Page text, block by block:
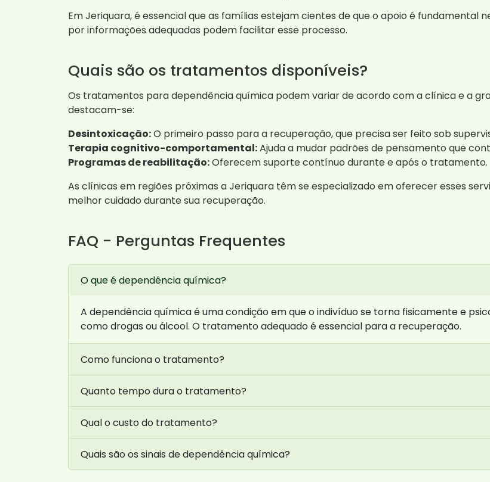
Em Jeriquara, é essencial que as famílias estejam cientes de que o apoio é fundamental
por informações adequadas podem facilitar esse processo.
Quais são os tratamentos disponíveis?
Os tratamentos para dependência química podem variar de acordo com a clínica e a
destacam-se:
Desintoxicação:O primeiro passo para a recuperação, que precisa ser feito sob
Terapia cognitivo-comportamental:Ajuda a mudar padrões de pensamento que
Programas de reabilitação:Oferecem suporte contínuo durante e após o tratamento.
As clínicas em regiões próximas a Jeriquara têm se especializado em oferecer esses
melhor cuidado durante sua recuperação.
FAQ - Perguntas Frequentes
O que é dependência química?
A dependência química é uma condição em que o indivíduo se torna fisicamente e
como drogas ou álcool. O tratamento adequado é essencial para a recuperação.
Como funciona o tratamento?
Quanto tempo dura o tratamento?
Qual o custo do tratamento?
Quais são os sinais de dependência química?